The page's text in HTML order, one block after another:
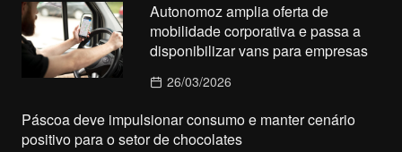
Autonomoz amplia oferta de
mobilidade corporativa e passa a
disponibilizar vans para empresas
26/03/2026
Páscoa deve impulsionar consumo e manter cenário
positivo para o setor de chocolates